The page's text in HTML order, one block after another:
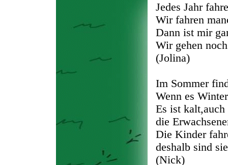
Jedes Jahr
Wir fahren
Dann ist mir
Wir gehen
(Jolina)
Im Sommer
Wenn es
Es ist kalt,
die
Die Kinder
deshalb sind
(Nick)